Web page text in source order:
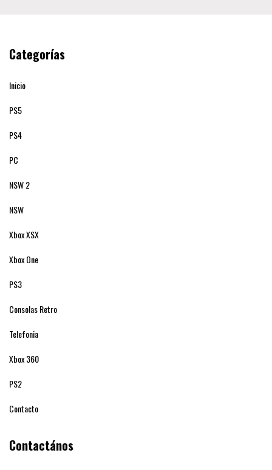
Categorías
Inicio
PS5
PS4
PC
NSW 2
NSW
Xbox XSX
Xbox One
PS3
Consolas Retro
Telefonia
Xbox 360
PS2
Contacto
Contactános